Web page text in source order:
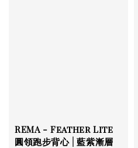
REMA - Feather Lite
圓領跑步背心 | 藍紫漸層